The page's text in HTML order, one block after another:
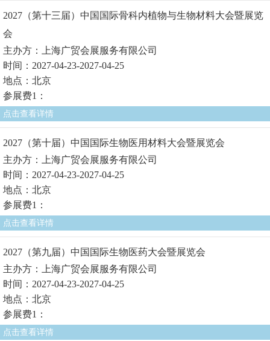
2027（第十三届）中国国际骨科内植物与生物材料大会暨展览
会
主办方：上海广贸会展服务有限公司
时间：2027-04-23-2027-04-25
地点：北京
参展费1：
点击查看详情
2027（第十届）中国国际生物医用材料大会暨展览会
主办方：上海广贸会展服务有限公司
时间：2027-04-23-2027-04-25
地点：北京
参展费1：
点击查看详情
2027（第九届）中国国际生物医药大会暨展览会
主办方：上海广贸会展服务有限公司
时间：2027-04-23-2027-04-25
地点：北京
参展费1：
点击查看详情